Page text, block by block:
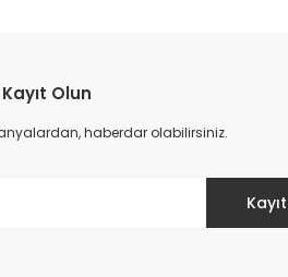
Olun
haberdar olabilirsiniz.